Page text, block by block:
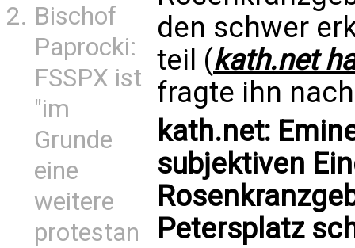
Bischof
Paprocki:
FSSPX ist
"im
Grunde
eine
weitere
protestan
den schwer
teil (kath.net
fragte ihn
kath.net:
subjektiven
Petersplatz